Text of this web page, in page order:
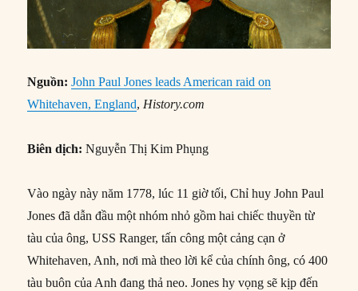
Nguồn:John Paul Jones leads American raid on
Whitehaven, England,History.com
Biên dịch:Nguyễn Thị Kim Phụng
Vào ngày này năm 1778, lúc 11 giờ tối, Chỉ huy John Paul
Jones đã dẫn đầu một nhóm nhỏ gồm hai chiếc thuyền từ
tàu của ông, USS Ranger, tấn công một cảng cạn ở
Whitehaven, Anh, nơi mà theo lời kể của chính ông, có 400
tàu buôn của Anh đang thả neo. Jones hy vọng sẽ kịp đến